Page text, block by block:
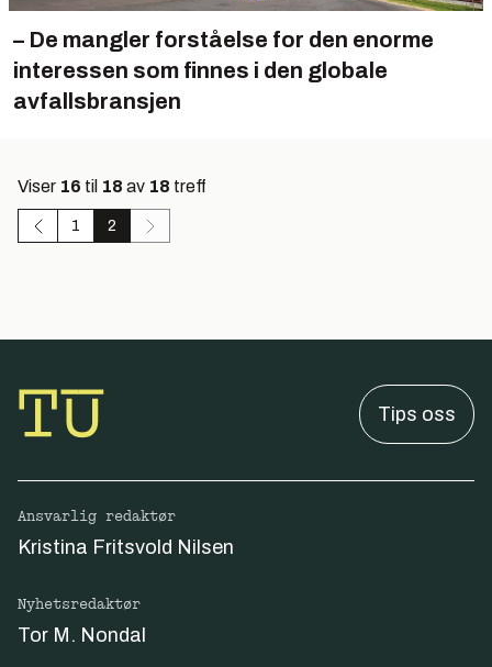
– De mangler forståelse for den enorme
interessen som finnes i den globale
avfallsbransjen
Viser 16 til 18 av 18 treff
1 2
Tips oss
Ansvarlig redaktør
Kristina Fritsvold Nilsen
Nyhetsredaktør
Tor M. Nondal